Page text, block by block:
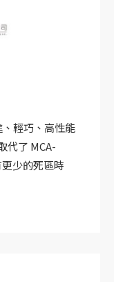
輕巧、高性能
代了 MCA-
少的死區時
和乙太網
它不進行數位脈